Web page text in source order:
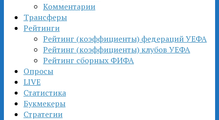
Комментарии
Трансферы
Рейтинги
Рейтинг (коэффициенты) федераций УЕФА
Рейтинг (коэффициенты) клубов УЕФА
Рейтинг сборных ФИФА
Опросы
LIVE
Статистика
Букмекеры
Стратегии